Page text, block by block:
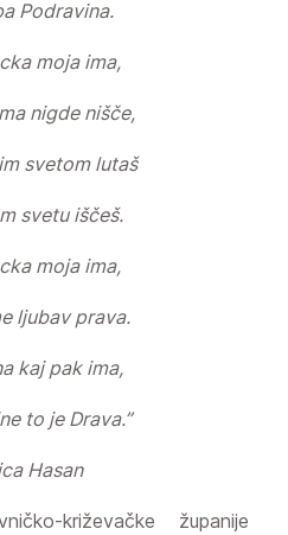
Podravina.
moja ima,
nigde nišče,
svetom lutaš
svetu iščeš.
moja ima,
ljubav prava.
kaj pak ima,
to je Drava.”
Hasan
križevačke županije